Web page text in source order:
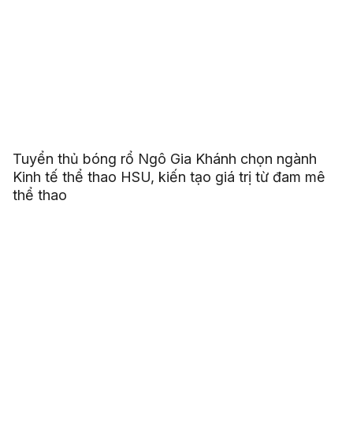
Tuyển thủ bóng rổ Ngô Gia Khánh chọn ngành
Kinh tế thể thao HSU, kiến tạo giá trị từ đam mê
thể thao